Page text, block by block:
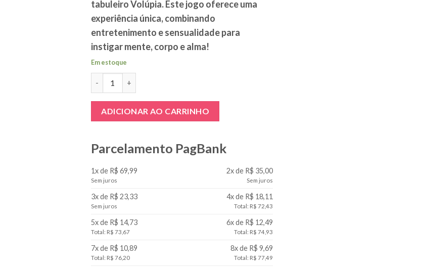
tabuleiro Volúpia. Este jogo oferece uma
experiência única, combinando
entretenimento e sensualidade para
instigar mente, corpo e alma!
Em estoque
ADICIONAR AO CARRINHO
Parcelamento PagBank
1x de R$ 69,99
Sem juros
2x de R$ 35,00
Sem juros
3x de R$ 23,33
Sem juros
4x de R$ 18,11
Total: R$ 72,43
5x de R$ 14,73
Total: R$ 73,67
6x de R$ 12,49
Total: R$ 74,93
7x de R$ 10,89
Total: R$ 76,20
8x de R$ 9,69
Total: R$ 77,49